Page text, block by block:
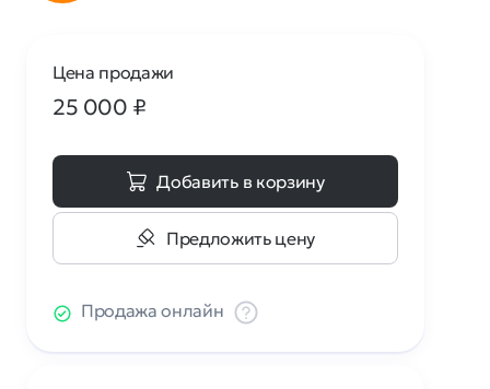
Цена продажи
25 000 ₽
Добавить в корзину
Предложить цену
Продажа онлайн